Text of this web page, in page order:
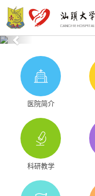
Previous
医院简介
科研教学